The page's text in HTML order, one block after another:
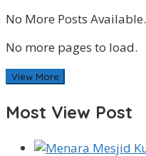
No More Posts Available.
No more pages to load.
View More
Most View Post